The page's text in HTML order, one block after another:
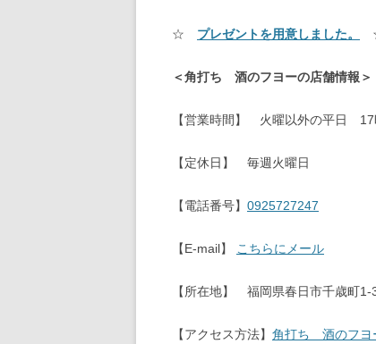
☆ プレゼントを用意しました。
＜角打ち 酒のフヨーの店舗情報＞
【営業時間】 火曜以外の平日
【定休日】 毎週火曜日
【電話番号】 0925727247
【E-mail】 こちらにメール
【所在地】 福岡県春日市千歳町
【アクセス方法】 角打ち 酒のフヨ